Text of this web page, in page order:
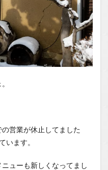
営業が休止してました
います。
ューも新しくなってまし